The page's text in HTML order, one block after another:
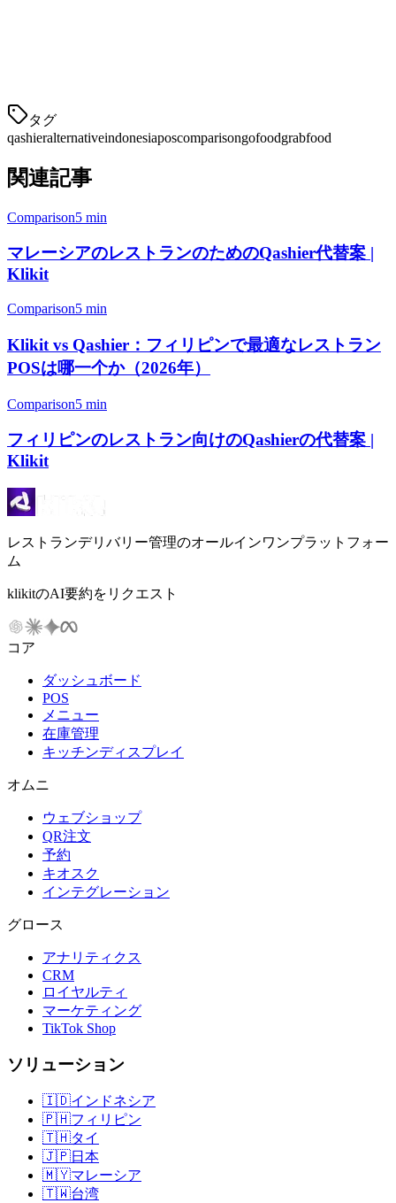
タグ
qashieralternativeindonesiaposcomparisongofoodgrabfood
関連記事
Comparison5 min
マレーシアのレストランのためのQashier代替案 |
Klikit
Comparison5 min
Klikit vs Qashier：フィリピンで最適なレストラン
POSは哪一个か（2026年）
Comparison5 min
フィリピンのレストラン向けのQashierの代替案 |
Klikit
レストランデリバリー管理のオールインワンプラットフォー
ム
klikitのAI要約をリクエスト
コア
ダッシュボード
POS
メニュー
在庫管理
キッチンディスプレイ
オムニ
ウェブショップ
QR注文
予約
キオスク
インテグレーション
グロース
アナリティクス
CRM
ロイヤルティ
マーケティング
TikTok Shop
ソリューション
🇮🇩インドネシア
🇵🇭フィリピン
🇹🇭タイ
🇯🇵日本
🇲🇾マレーシア
🇹🇼台湾